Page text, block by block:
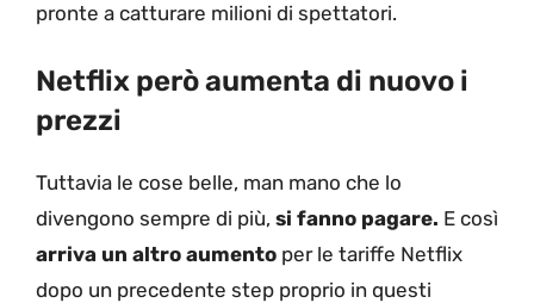
pronte a catturare milioni di spettatori.
Netflix però aumenta di nuovo i
prezzi
Tuttavia le cose belle, man mano che lo
divengono sempre di più, si fanno pagare. E così
arriva un altro aumento per le tariffe Netflix
dopo un precedente step proprio in questi